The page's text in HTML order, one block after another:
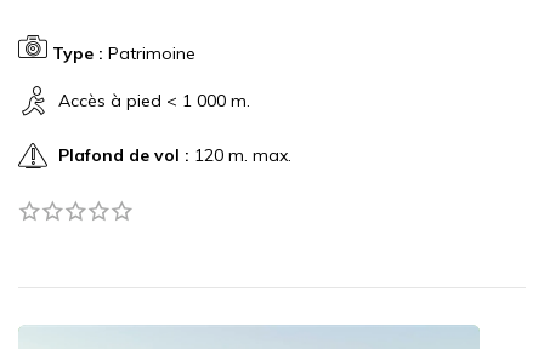
Type : Patrimoine
Accès à pied < 1 000 m.
Plafond de vol : 120 m. max.